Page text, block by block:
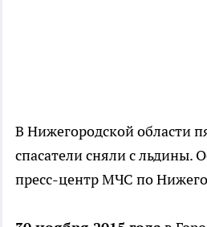
В Нижегородской области
спасатели сняли с льдины.
пресс-центр МЧС по